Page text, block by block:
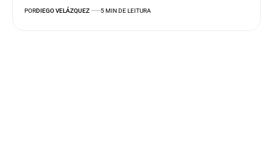
PORDIEGO VELÁZQUEZ 5 MIN DE LEITURA